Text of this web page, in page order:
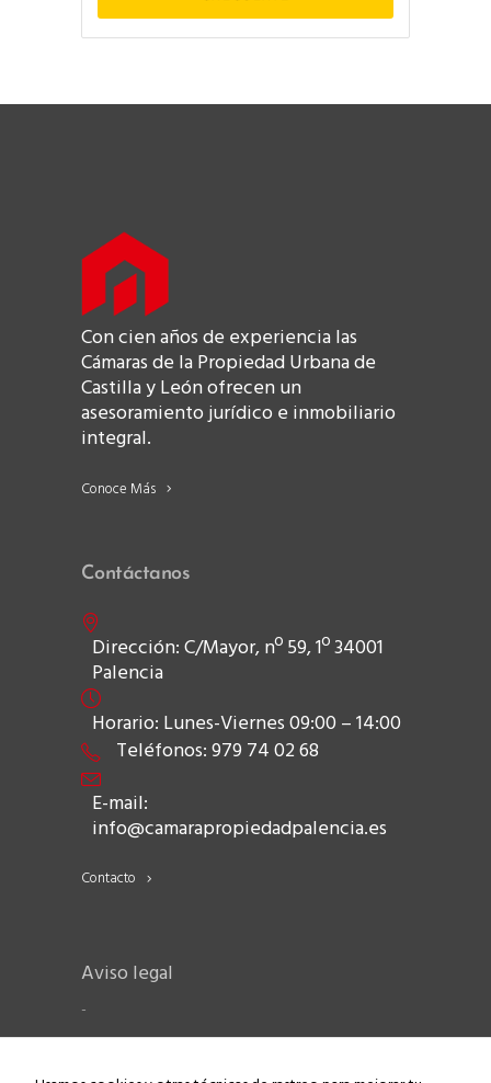
Con cien años de experiencia las
Cámaras de la Propiedad Urbana de
Castilla y León ofrecen un
asesoramiento jurídico e inmobiliario
integral.
Conoce Más
Contáctanos
Dirección: C/Mayor, nº 59, 1º 34001
Palencia
Horario: Lunes-Viernes 09:00 – 14:00
Teléfonos: 979 74 02 68
E-mail:
info@camarapropiedadpalencia.es
Contacto
Aviso legal
-
Política de Privacidad